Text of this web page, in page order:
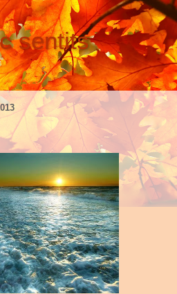
sentits